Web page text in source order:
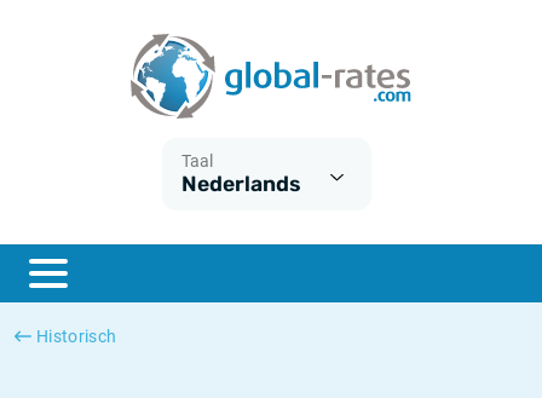
Taal
Nederlands
Historisch
ESTER
SONIA
Wat is CPI inflatie?
Wat is HICP inflatie?
Nederlandse inflatie - CPI
Amerikaanse inflatie - CPI
Euribor historie
SOFR historie
TONAR historie
Inflatiecalculator